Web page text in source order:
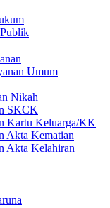
Umum
Nikah
SKCK
Kartu Keluarga/KK
Akta Kematian
Akta Kelahiran